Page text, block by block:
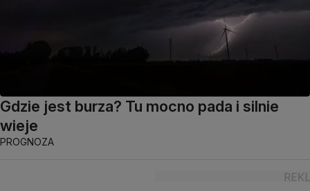
Gdzie jest burza? Tu mocno pada i silnie
wieje
PROGNOZA